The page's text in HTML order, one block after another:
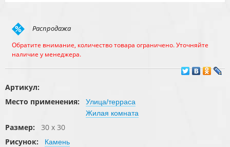
Распродажа
Обратите внимание, количество товара ограничено. Уточняйте
наличие у менеджера.
Артикул:
Место применения:
Улица/терраса
Жилая комната
Размер:
30 x 30
Рисунок:
Камень